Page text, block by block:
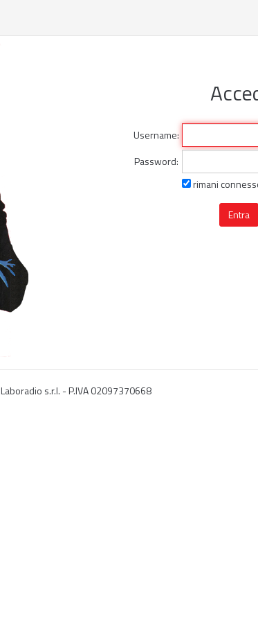
Username:
Password:
rimani
Entra
Laboradio s.r.l. - P.IVA 02097370668